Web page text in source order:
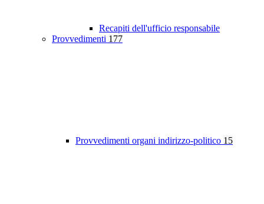
Recapiti dell'ufficio responsabile
Provvedimenti 177
Provvedimenti organi indirizzo-politico 15